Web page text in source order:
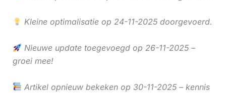
Kleine optimalisatie op 24-11-2025 doorgevoerd.
Nieuwe update toegevoegd op 26-11-2025 –
groei mee!
Artikel opnieuw bekeken op 30-11-2025 – kennis